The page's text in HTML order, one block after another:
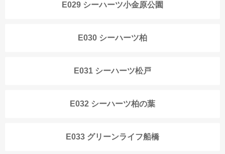
E029 シーハーツ小金原公園
E030 シーハーツ柏
E031 シーハーツ松戸
E032 シーハーツ柏の葉
E033 グリーンライフ船橋